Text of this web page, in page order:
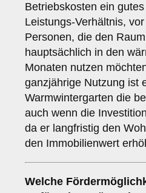
Betriebskosten ein
Leistungs-Verhältnis,
Personen, die den Raum
hauptsächlich in den
Monaten nutzen
ganzjährige Nutzung ist
Warmwintergarten die
auch wenn die
da er langfristig den
den Immobilienwert
Welche